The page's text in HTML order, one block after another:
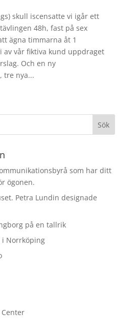
skull iscensatte vi igår ett
48h, fast på sex
ägna timmarna åt 1
av vår fiktiva kund uppdraget
Och en ny
tre nya...
som har ditt
ögonen.
Petra Lundin designade
på en tallrik
i Norrköping